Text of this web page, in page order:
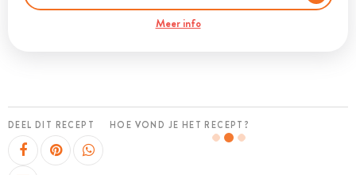
Meer info
DEEL DIT RECEPT HOE VOND JE HET RECEPT?